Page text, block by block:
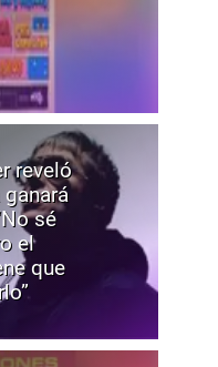
reveló
sé
el
que